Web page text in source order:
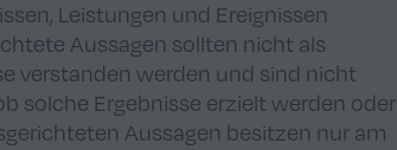
Leistungen und Ereignissen
Aussagen sollten nicht als
verstanden werden und sind nicht
solche Ergebnisse erzielt werden oder
Aussagen besitzen nur am